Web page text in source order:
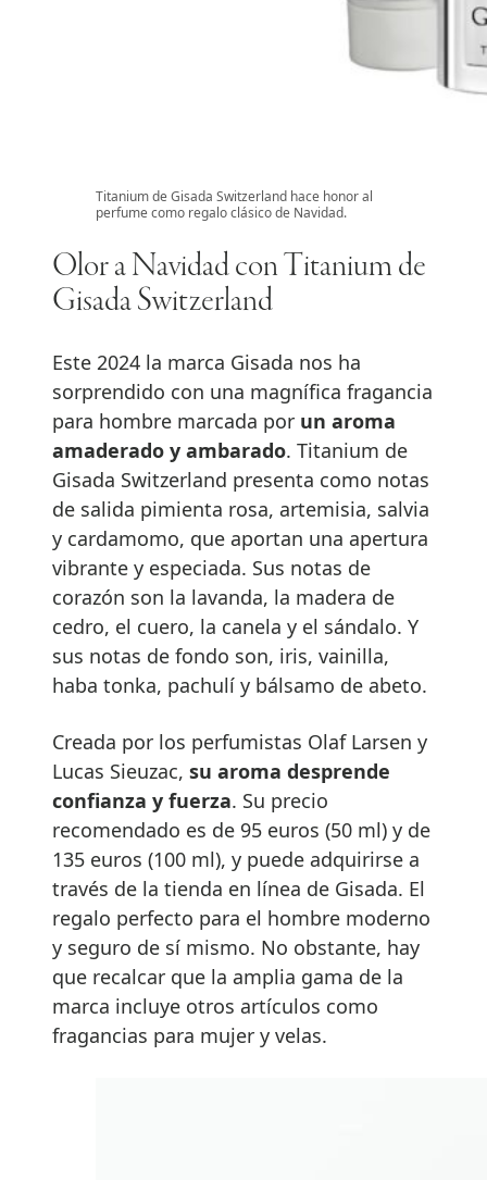
Titanium de Gisada Switzerland hace honor al
perfume como regalo clásico de Navidad.
Olor a Navidad con Titanium de
Gisada Switzerland
Este 2024 la marca Gisada nos ha
sorprendido con una magnífica fragancia
para hombre marcada por un aroma
amaderado y ambarado. Titanium de
Gisada Switzerland presenta como notas
de salida pimienta rosa, artemisia, salvia
y cardamomo, que aportan una apertura
vibrante y especiada. Sus notas de
corazón son la lavanda, la madera de
cedro, el cuero, la canela y el sándalo. Y
sus notas de fondo son, iris, vainilla,
haba tonka, pachulí y bálsamo de abeto.
Creada por los perfumistas Olaf Larsen y
Lucas Sieuzac, su aroma desprende
confianza y fuerza. Su precio
recomendado es de 95 euros (50 ml) y de
135 euros (100 ml), y puede adquirirse a
través de la tienda en línea de Gisada. El
regalo perfecto para el hombre moderno
y seguro de sí mismo. No obstante, hay
que recalcar que la amplia gama de la
marca incluye otros artículos como
fragancias para mujer y velas.